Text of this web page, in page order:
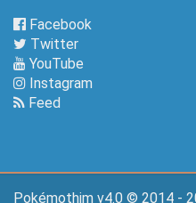
Facebook
Twitter
YouTube
Instagram
Feed
Pokémothim v4.0 © 2014 -